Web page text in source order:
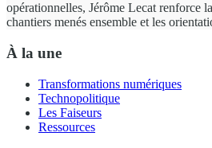
opérationnelles, Jérôme Lecat renforce
chantiers menés ensemble et les
À la une
Transformations numériques
Technopolitique
Les Faiseurs
Ressources